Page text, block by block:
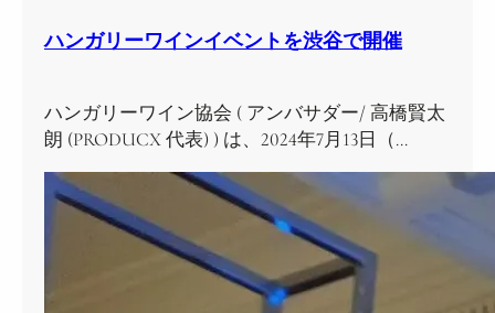
ハンガリーワインイベントを渋谷で開催
ハンガリーワイン協会 ( アンバサダー/ 高橋賢太
朗 (PRODUCX 代表) ) は、2024年7月13日（…